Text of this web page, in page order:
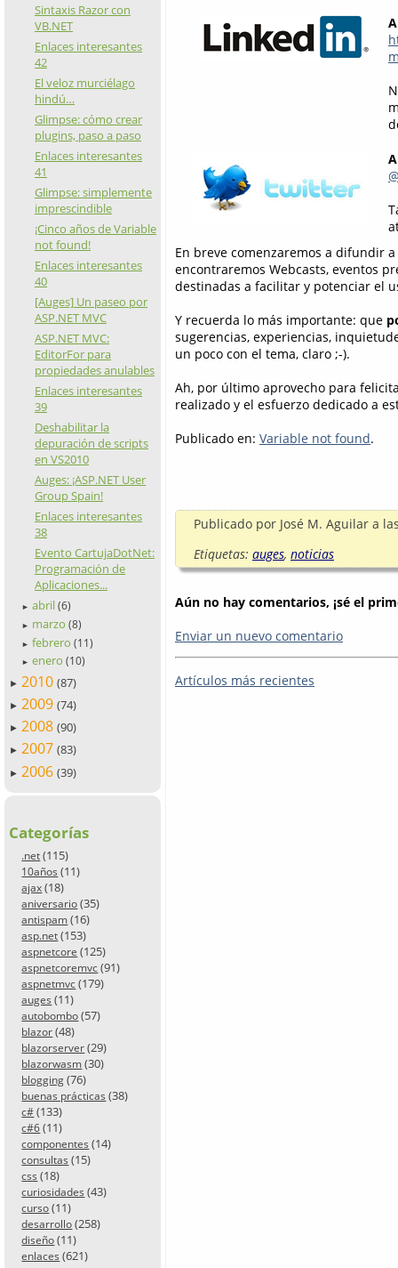
Sintaxis Razor con
VB.NET
Enlaces interesantes
42
El veloz murciélago
hindú…
Glimpse: cómo crear
plugins, paso a paso
Enlaces interesantes
41
Glimpse: simplemente
imprescindible
¡Cinco años de Variable
not found!
Enlaces interesantes
40
[Auges] Un paseo por
ASP.NET MVC
ASP.NET MVC:
EditorFor para
propiedades anulables
Enlaces interesantes
39
Deshabilitar la
depuración de scripts
en VS2010
Auges: ¡ASP.NET User
Group Spain!
Enlaces interesantes
38
Evento CartujaDotNet:
Programación de
Aplicaciones...
► abril (6)
► marzo (8)
► febrero (11)
► enero (10)
► 2010 (87)
► 2009 (74)
► 2008 (90)
► 2007 (83)
► 2006 (39)
Categorías
.net (115)
10años (11)
ajax (18)
aniversario (35)
antispam (16)
asp.net (153)
aspnetcore (125)
aspnetcoremvc (91)
aspnetmvc (179)
auges (11)
autobombo (57)
blazor (48)
blazorserver (29)
blazorwasm (30)
blogging (76)
buenas prácticas (38)
c# (133)
c#6 (11)
componentes (14)
consultas (15)
css (18)
curiosidades (43)
curso (11)
desarrollo (258)
diseño (11)
enlaces (621)
En breve comenzaremos a difundir
encontraremos Webcasts, eventos
destinadas a facilitar y potenciar el
Y recuerda lo más importante: que
sugerencias, experiencias,
un poco con el tema, claro ;-).
Ah, por último aprovecho para
realizado y el esfuerzo dedicado a
Publicado en: Variable not found.
Publicado por José M. Aguilar a
Etiquetas: auges, noticias
Aún no hay comentarios, ¡sé el
Enviar un nuevo comentario
Artículos más recientes